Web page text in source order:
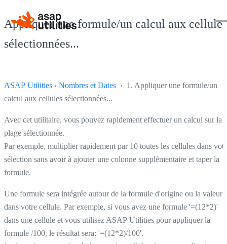
Appliquer une formule/un calcul aux cellules
sélectionnées...
ASAP Utilities › Nombres et Dates › 1. Appliquer une formule/un
calcul aux cellules sélectionnées...
Avec cet utilitaire, vous pouvez rapidement effectuer un calcul sur la
plage sélectionnée.
Par exemple, multiplier rapidement par 10 toutes les cellules dans
sélection sans avoir à ajouter une colonne supplémentaire et taper la
formule.
Une formule sera intégrée autour de la formule d'origine ou la valeur
dans votre cellule. Par exemple, si vous avez une formule '=(12*2)'
dans une cellule et vous utilisez ASAP Utilities pour appliquer la
formule /100, le résultat sera: '=(12*2)/100'.